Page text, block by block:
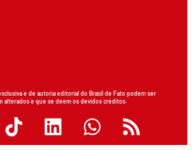
e de autoria editorial do Brasil de Fato podem ser
alterados e que se deem os devidos créditos.